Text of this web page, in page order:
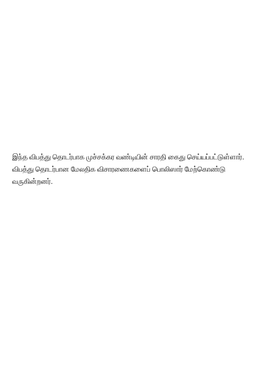
இந்த விபத்து தொடர்பாக முச்சக்கர வண்டியின் சாரதி கைது செய்யப்பட்டுள்ளார்.
விபத்து தொடர்பான மேலதிக விசாரணைகளைப் பொலிஸார் மேற்கொண்டு
வருகின்றனர்.